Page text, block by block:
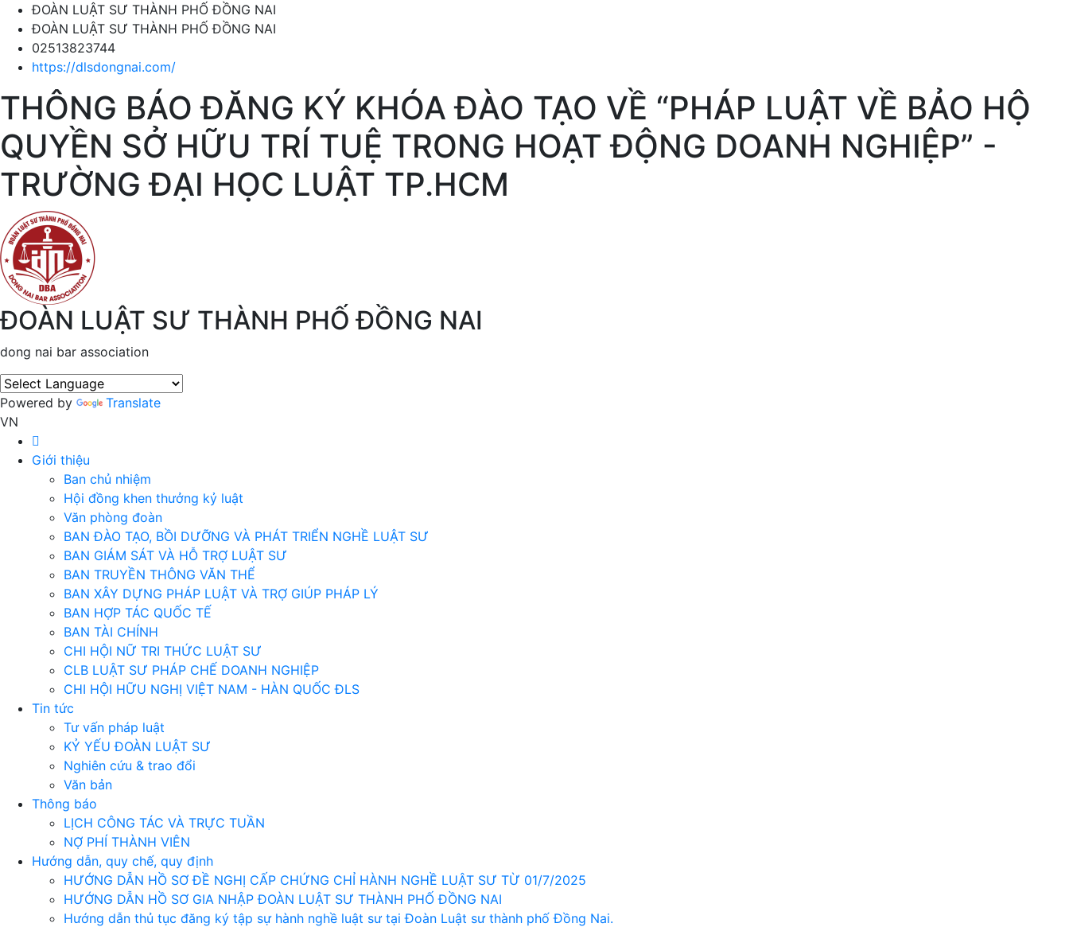
ĐOÀN LUẬT SƯ THÀNH PHỐ ĐỒNG NAI
ĐOÀN LUẬT SƯ THÀNH PHỐ ĐỒNG NAI
02513823744
https://dlsdongnai.com/
THÔNG BÁO ĐĂNG KÝ KHÓA ĐÀO TẠO VỀ “PHÁP LUẬT VỀ BẢO HỘ
QUYỀN SỞ HỮU TRÍ TUỆ TRONG HOẠT ĐỘNG DOANH NGHIỆP” -
TRƯỜNG ĐẠI HỌC LUẬT TP.HCM
ĐOÀN LUẬT SƯ THÀNH PHỐ ĐỒNG NAI
dong nai bar association
Powered by
Translate
VN
Giới thiệu
Ban chủ nhiệm
Hội đồng khen thưởng kỷ luật
Văn phòng đoàn
BAN ĐÀO TẠO, BỒI DƯỠNG VÀ PHÁT TRIỂN NGHỀ LUẬT SƯ
BAN GIÁM SÁT VÀ HỖ TRỢ LUẬT SƯ
BAN TRUYỀN THÔNG VĂN THỂ
BAN XÂY DỰNG PHÁP LUẬT VÀ TRỢ GIÚP PHÁP LÝ
BAN HỢP TÁC QUỐC TẾ
BAN TÀI CHÍNH
CHI HỘI NỮ TRI THỨC LUẬT SƯ
CLB LUẬT SƯ PHÁP CHẾ DOANH NGHIỆP
CHI HỘI HỮU NGHỊ VIỆT NAM - HÀN QUỐC ĐLS
Tin tức
Tư vấn pháp luật
KỶ YẾU ĐOÀN LUẬT SƯ
Nghiên cứu & trao đổi
Văn bản
Thông báo
LỊCH CÔNG TÁC VÀ TRỰC TUẦN
NỢ PHÍ THÀNH VIÊN
Hướng dẫn, quy chế, quy định
HƯỚNG DẪN HỒ SƠ ĐỀ NGHỊ CẤP CHỨNG CHỈ HÀNH NGHỀ LUẬT SƯ TỪ 01/7/2025
HƯỚNG DẪN HỒ SƠ GIA NHẬP ĐOÀN LUẬT SƯ THÀNH PHỐ ĐỒNG NAI
Hướng dẫn thủ tục đăng ký tập sự hành nghề luật sư tại Đoàn Luật sư thành phố Đồng Nai.